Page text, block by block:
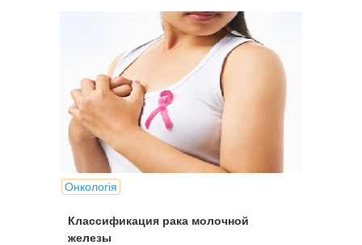
Онкологія
Классификация рака молочной
железы